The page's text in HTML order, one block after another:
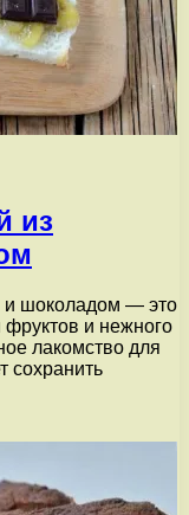
из
и шоколадом — это
фруктов и нежного
лакомство для
сохранить